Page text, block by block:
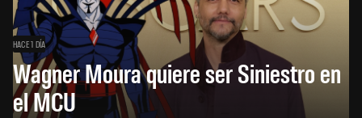
HACE 1 DÍA
Wagner Moura quiere ser Siniestro en
el MCU